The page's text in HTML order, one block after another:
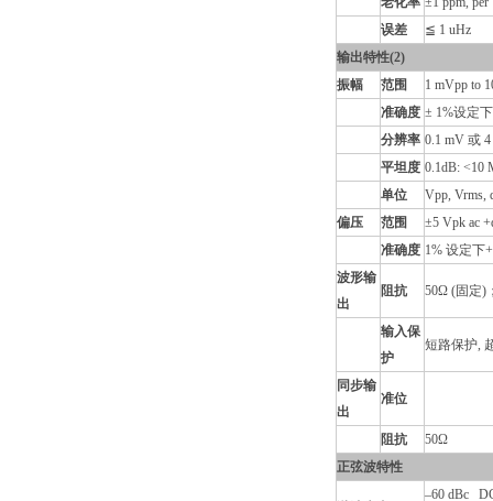
误差
≦ 1 uHz
输出特性(2)
振幅
范围
1 mVpp to
准确度 ± 1%设定
分辨率 0.1 mV 或
平坦度 0.1dB: <10
单位
Vpp, Vrms,
偏压
范围
±5 Vpk ac
准确度 1% 设定下
波形输
出
阻抗 50Ω (固定)
输入保
护
短路保护,
同步输
出
准位
阻抗
50Ω
正弦波特性
–60 dBc